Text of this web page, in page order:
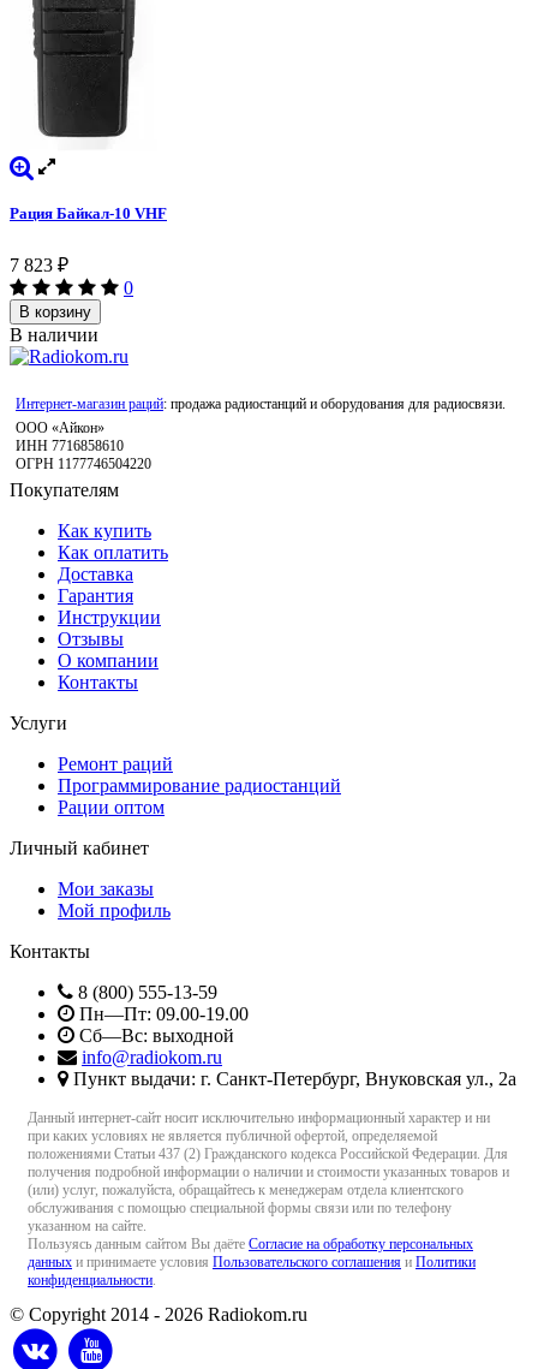
Рация Байкал-10 VHF
7 823 ₽
0
В корзину
В наличии
Интернет-магазин раций: продажа радиостанций и оборудования для радиосвязи.
ООО «Айкон»
ИНН 7716858610
ОГРН 1177746504220
Покупателям
Как купить
Как оплатить
Доставка
Гарантия
Инструкции
Отзывы
О компании
Контакты
Услуги
Ремонт раций
Программирование радиостанций
Рации оптом
Личный кабинет
Мои заказы
Мой профиль
Контакты
8 (800) 555-13-59
Пн—Пт: 09.00-19.00
Сб—Вс: выходной
info@radiokom.ru
Пункт выдачи: г. Санкт-Петербург, Внуковская ул., 2а
Данный интернет-сайт носит исключительно информационный характер и ни
при каких условиях не является публичной офертой, определяемой
положениями Статьи 437 (2) Гражданского кодекса Российской Федерации. Для
получения подробной информации о наличии и стоимости указанных товаров и
(или) услуг, пожалуйста, обращайтесь к менеджерам отдела клиентского
обслуживания с помощью специальной формы связи или по телефону
указанном на сайте.
Пользуясь данным сайтом Вы даёте Согласие на обработку персональных
данных и принимаете условия Пользовательского соглашения и Политики
конфиденциальности
© Copyright 2014 - 2026 Radiokom.ru